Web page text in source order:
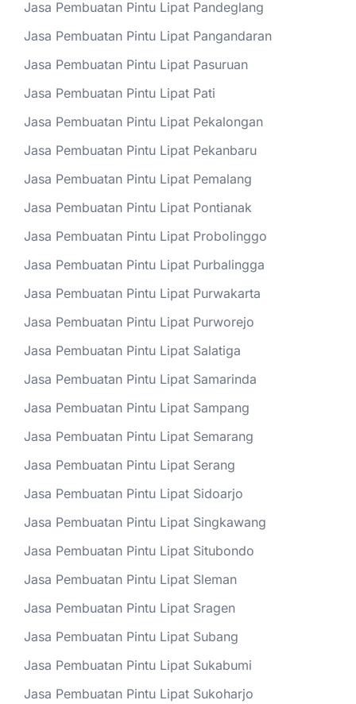
Jasa Pembuatan Pintu Lipat Pandeglang
Jasa Pembuatan Pintu Lipat Pangandaran
Jasa Pembuatan Pintu Lipat Pasuruan
Jasa Pembuatan Pintu Lipat Pati
Jasa Pembuatan Pintu Lipat Pekalongan
Jasa Pembuatan Pintu Lipat Pekanbaru
Jasa Pembuatan Pintu Lipat Pemalang
Jasa Pembuatan Pintu Lipat Pontianak
Jasa Pembuatan Pintu Lipat Probolinggo
Jasa Pembuatan Pintu Lipat Purbalingga
Jasa Pembuatan Pintu Lipat Purwakarta
Jasa Pembuatan Pintu Lipat Purworejo
Jasa Pembuatan Pintu Lipat Salatiga
Jasa Pembuatan Pintu Lipat Samarinda
Jasa Pembuatan Pintu Lipat Sampang
Jasa Pembuatan Pintu Lipat Semarang
Jasa Pembuatan Pintu Lipat Serang
Jasa Pembuatan Pintu Lipat Sidoarjo
Jasa Pembuatan Pintu Lipat Singkawang
Jasa Pembuatan Pintu Lipat Situbondo
Jasa Pembuatan Pintu Lipat Sleman
Jasa Pembuatan Pintu Lipat Sragen
Jasa Pembuatan Pintu Lipat Subang
Jasa Pembuatan Pintu Lipat Sukabumi
Jasa Pembuatan Pintu Lipat Sukoharjo